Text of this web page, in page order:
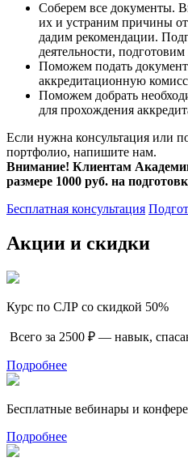
Соберем все документы.
их и устраним причины
дадим рекомендации.
деятельности,
Поможем подать
аккредитационную
Поможем добрать
для прохождения
Если нужна консультация или
портфолио, напишите нам.
Внимание! Клиентам
размере 1000 руб. на
Бесплатная консультация
Акции и скидки
Курс по СЛР со скидкой 50%
Всего за 2500 ₽ — навык,
Подробнее
Бесплатные вебинары и
Подробнее